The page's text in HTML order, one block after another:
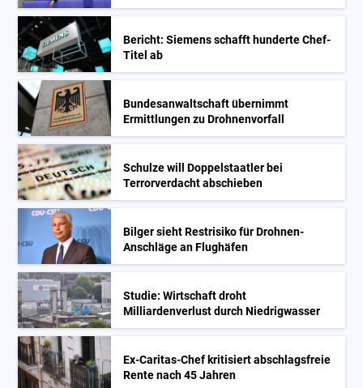
Bericht: Siemens schafft hunderte Chef-
Titel ab
Bundesanwaltschaft übernimmt
Ermittlungen zu Drohnenvorfall
Schulze will Doppelstaatler bei
Terrorverdacht abschieben
Bilger sieht Restrisiko für Drohnen-
Anschläge an Flughäfen
Studie: Wirtschaft droht
Milliardenverlust durch Niedrigwasser
Ex-Caritas-Chef kritisiert abschlagsfreie
Rente nach 45 Jahren